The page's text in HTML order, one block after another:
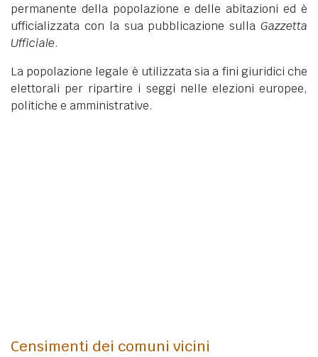
permanente della popolazione e delle abitazioni ed è
ufficializzata con la sua pubblicazione sulla Gazzetta
Ufficiale.
La popolazione legale è utilizzata sia a fini giuridici che
elettorali per ripartire i seggi nelle elezioni europee,
politiche e amministrative.
Censimenti dei comuni vicini